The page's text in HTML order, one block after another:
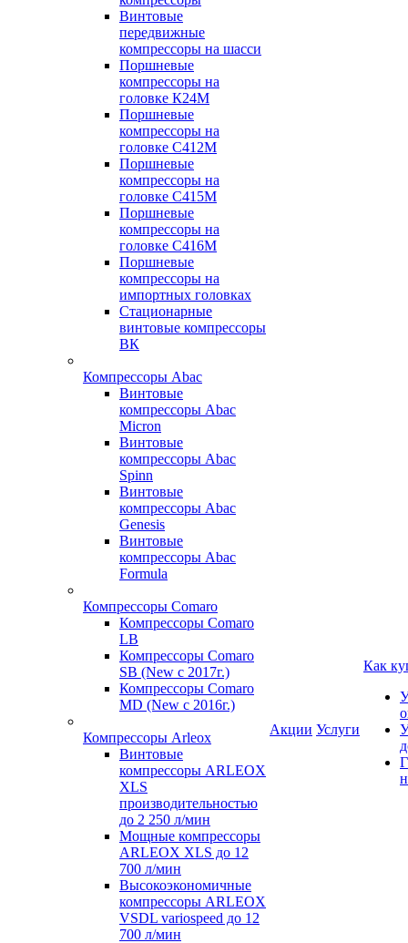
Винтовые
передвижные
компрессоры на шасси
Поршневые
компрессоры на
головке К24М
Поршневые
компрессоры на
головке С412М
Поршневые
компрессоры на
головке С415М
Поршневые
компрессоры на
головке С416М
Поршневые
компрессоры на
импортных головках
Стационарные
винтовые компрессоры
ВК
Компрессоры Abac
Винтовые
компрессоры Abac
Micron
Винтовые
компрессоры Abac
Spinn
Винтовые
компрессоры Abac
Genesis
Винтовые
компрессоры Abac
Formula
Компрессоры Comaro
Компрессоры Comaro
LB
Компрессоры Comaro
SB (New с 2017г.)
Компрессоры Comaro
MD (New с 2016г.)
Компрессоры Arleox
Винтовые
компрессоры ARLEOX
XLS
производительностью
до 2 250 л/мин
Мощные компрессоры
ARLEOX XLS до 12
700 л/мин
Высокоэкономичные
компрессоры ARLEOX
VSDL variospeed до 12
700 л/мин
Акции Услуги
Как